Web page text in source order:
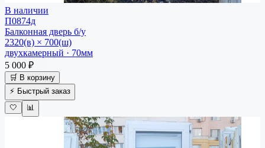
В наличии
П0874д
Балконная дверь б/у
2320(в) × 700(ш)
двухкамерный · 70мм
5 000 ₽
🛒 В корзину
⚡ Быстрый заказ
🤍
📊